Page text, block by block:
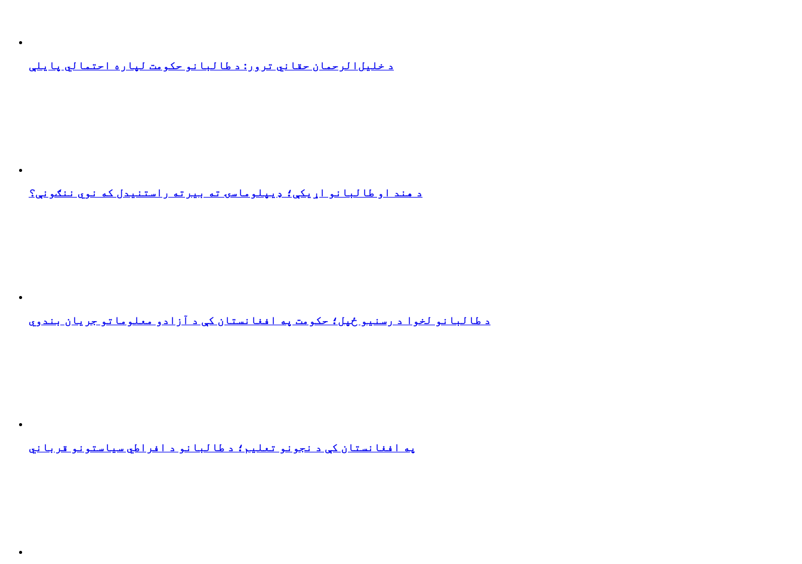
د خلیل‌الرحمان حقاني ترور: د طالبانو حکومت لپاره احتمالي پایلې
د هند او طالبانو اړیکې؛ ډیپلوماسۍ ته بیرته راستنیدل که نوي ننګونې؟
د طالبانو لخوا د رسنیو ځپل؛ حکومت په افغانستان کې د آزادو معلوماتو جریان بندوي
په افغانستان کې د نجونو تعلیم؛ د طالبانو د افراطي سیاستونو قرباني